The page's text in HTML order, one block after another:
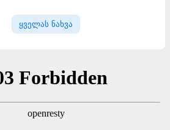
ყველას ნახვა